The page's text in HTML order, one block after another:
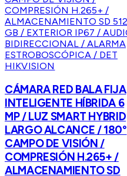
HIKVISION
CÁMARA RED BALA FIJA
INTELIGENTE HÍBRIDA 6
MP / LUZ SMART HYBRID
LARGO ALCANCE / 180°
CAMPO DE VISIÓN /
COMPRESIÓN H.265+ /
ALMACENAMIENTO SD